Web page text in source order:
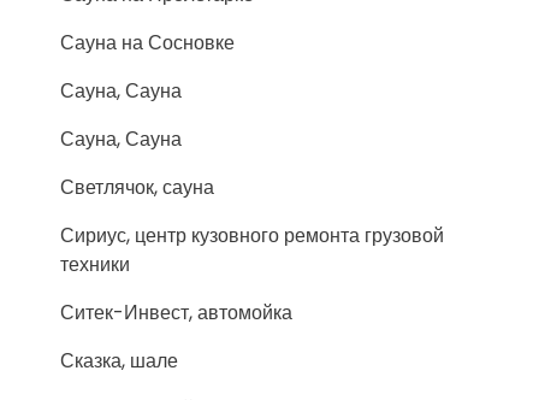
Сауна на Сосновке
Сауна, Сауна
Сауна, Сауна
Светлячок, сауна
Сириус, центр кузовного ремонта грузовой
техники
Ситек-Инвест, автомойка
Сказка, шале